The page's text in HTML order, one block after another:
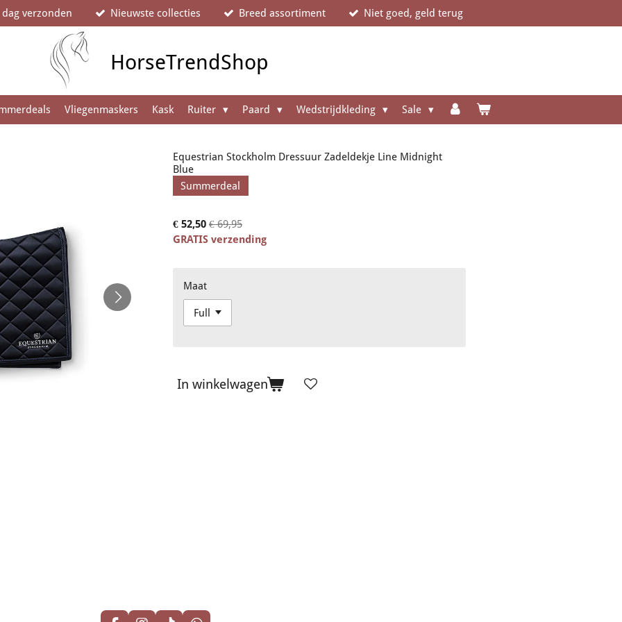
verzonden Nieuwste collecties Breed assortiment Niet goed, geld terug
HorseTrendShop
Vliegenmaskers Kask Ruiter Paard Wedstrijdkleding Sale
Equestrian Stockholm Dressuur Zadeldekje Line Midnight
Blue
Summerdeal
€ 52,50 € 69,95
GRATIS verzending
Maat
In winkelwagen